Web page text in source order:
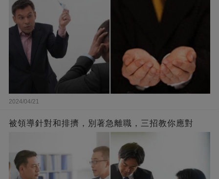
2024/04/21
被領導針對和排擠，別著急離職，三招教你應對